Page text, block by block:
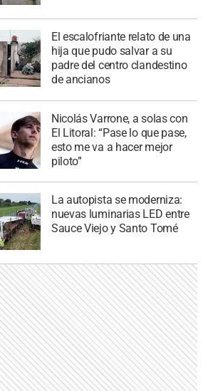
El escalofriante relato de una
hija que pudo salvar a su
padre del centro clandestino
de ancianos
Nicolás Varrone, a solas con
El Litoral: “Pase lo que pase,
esto me va a hacer mejor
piloto”
La autopista se moderniza:
nuevas luminarias LED entre
Sauce Viejo y Santo Tomé